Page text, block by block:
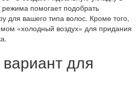
помогает подобрать
для вашего типа волос. Кроме того,
«холодный воздух» для придания
для